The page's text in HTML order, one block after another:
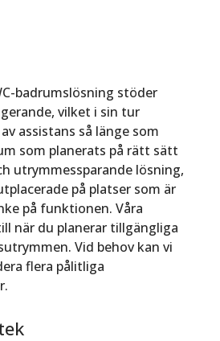
badrumslösning stöder
vilket i sin tur
assistans så länge som
som planerats på rätt sätt
utrymmessparande lösning,
på platser som är
på funktionen. Våra
när du planerar tillgängliga
Vid behov kan vi
flera pålitliga